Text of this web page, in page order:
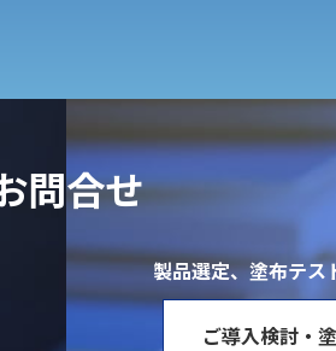
問合せ
製品選定、塗布テス
ご導入検討・